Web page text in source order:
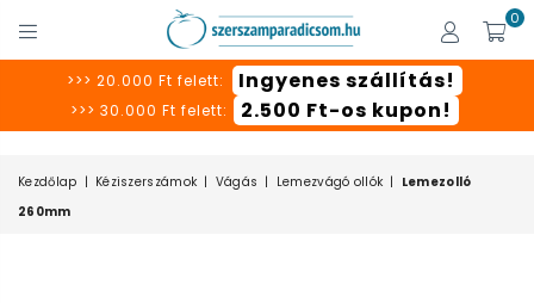
SZERSZÁMPARADICSOM
0
>>> 20.000 Ft felett: Ingyenes szállítás!
>>> 30.000 Ft felett: 2.500 Ft-os kupon!
Kezdőlap | Kéziszerszámok | Vágás | Lemezvágó ollók | Lemezolló
260mm